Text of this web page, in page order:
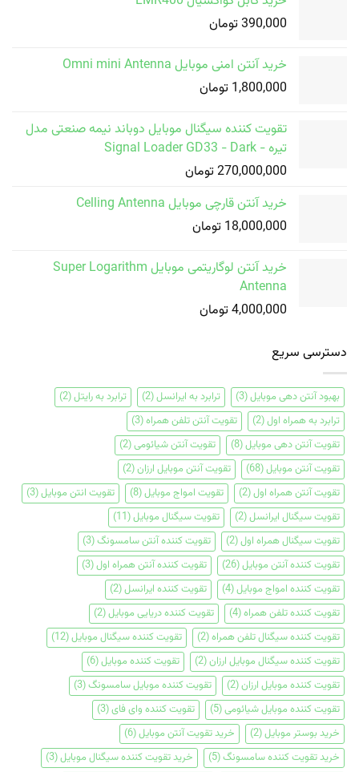
390,000 تومان
خرید آنتن امنی موبایل Omni mini Antenna
1,800,000 تومان
تقویت کننده سیگنال موبایل دوباند نیمه صنعتی مدل
تیره - Signal Loader GD33 - Dark
270,000,000 تومان
خرید آنتن قارچی موبایل Celling Antenna
18,000,000 تومان
خرید آنتن لوگاریتمی موبایل Super Logarithm
Antenna
4,000,000 تومان
دسترسی سریع
بهبود آنتن دهی موبایل(3) ترابرد به ایرانسل(2) ترابرد به رایتل(2)
ترابرد به همراه اول(2) تقویت آنتن تلفن همراه(3)
تقویت آنتن دهی موبایل(8) تقویت آنتن شیائومی(2)
تقویت آنتن موبایل(68) تقویت آنتن موبایل ارزان(2)
تقویت آنتن همراه اول(2) تقویت امواج موبایل(8) تقویت انتن موبایل(3)
تقویت سیگنال ایرانسل(2) تقویت سیگنال موبایل(11)
تقویت سیگنال همراه اول(2) تقویت کننده آنتن سامسونگ(3)
تقویت کننده آنتن موبایل(26) تقویت کننده آنتن همراه اول(3)
تقویت کننده امواج موبایل(4) تقویت کننده ایرانسل(2)
تقویت کننده تلفن همراه(4) تقویت کننده دریایی موبایل(2)
تقویت کننده سیگنال تلفن همراه(2) تقویت کننده سیگنال موبایل(12)
تقویت کننده سیگنال موبایل ارزان(2) تقویت کننده موبایل(6)
تقویت کننده موبایل ارزان(2) تقویت کننده موبایل سامسونگ(3)
تقویت کننده موبایل شیائومی(5) تقویت کننده وای فای(3)
خرید بوستر موبایل(2) خرید تقویت آنتن موبایل(6)
خرید تقویت کننده سامسونگ(5) خرید تقویت کننده سیگنال موبایل(3)